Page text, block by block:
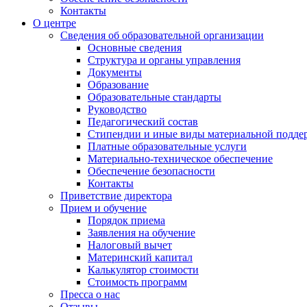
Контакты
О центре
Сведения об образовательной организации
Основные сведения
Структура и органы управления
Документы
Образование
Образовательные стандарты
Руководство
Педагогический состав
Стипендии и иные виды материальной
Платные образовательные услуги
Материально-техническое обеспечение
Обеспечение безопасности
Контакты
Приветствие директора
Прием и обучение
Порядок приема
Заявления на обучение
Налоговый вычет
Материнский капитал
Калькулятор стоимости
Стоимость программ
Пресса о нас